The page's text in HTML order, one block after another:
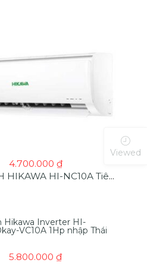
4.700.000 ₫
MÁY LẠNH HIKAWA HI-NC10A Tiêu Chuẩn 1Hp Thái Lan
5.800.000₫
Viewed